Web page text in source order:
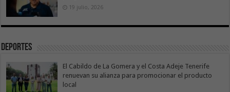
19 julio, 2026
Deportes
El Cabildo de La Gomera y el Costa Adeje Tenerife
renuevan su alianza para promocionar el producto
local